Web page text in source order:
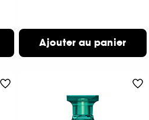
Ajouter au panier